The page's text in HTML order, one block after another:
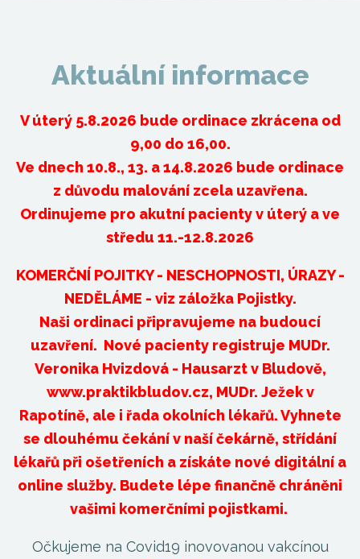
Aktuální informace
V úterý 5.8.2026 bude ordinace zkrácena od
9,00 do 16,00.
Ve dnech 10.8., 13. a 14.8.2026 bude ordinace
z důvodu malování zcela uzavřena.
Ordinujeme pro akutní pacienty v úterý a ve
středu 11.-12.8.2026
KOMERČNÍ POJITKY - NESCHOPNOSTI, ÚRAZY -
NEDĚLÁME - viz záložka Pojistky.
Naši ordinaci připravujeme na budoucí
uzavření. Nové pacienty registruje MUDr.
Veronika Hvizdová - Hausarzt v Bludově,
www.praktikbludov.cz, MUDr. Ježek v
Rapotíně, ale i řada okolních lékařů. Vyhnete
se dlouhému čekání v naší čekárně, střídání
lékařů při ošetřeních a získáte nové digitální a
online služby. Budete lépe finančně chráněni
vašimi komerčními pojistkami.
Očkujeme na Covid19 inovovanou vakcínou